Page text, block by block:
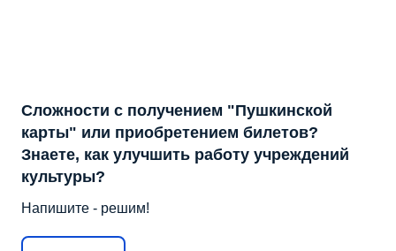
Сложности с получением "Пушкинской
карты" или приобретением билетов?
Знаете, как улучшить работу учреждений
культуры?
Напишите - решим!